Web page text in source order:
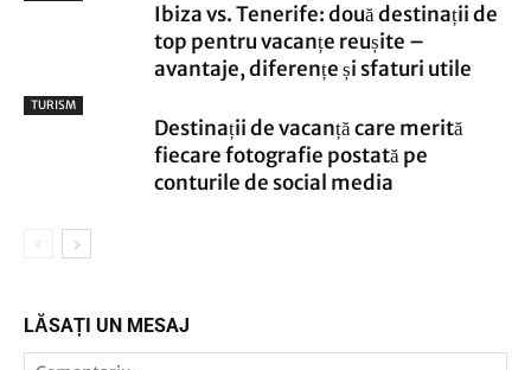
Ibiza vs. Tenerife: două destinații de
top pentru vacanțe reușite –
avantaje, diferențe și sfaturi utile
TURISM
Destinații de vacanță care merită
fiecare fotografie postată pe
conturile de social media
LĂSAȚI UN MESAJ